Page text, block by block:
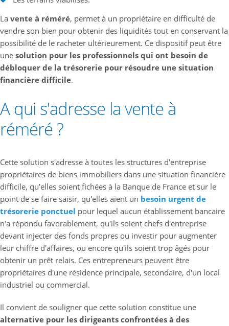
La vente à réméré, permet à un propriétaire en difficulté de
vendre son bien pour obtenir des liquidités tout en conservant la
possibilité de le racheter ultérieurement. Ce dispositif peut être
une solution pour les professionnels qui ont besoin de
débloquer de la trésorerie pour résoudre une situation
financière difficile.
A qui s'adresse la vente à
réméré ?
Cette solution s'adresse à toutes les structures d'entreprise
propriétaires de biens immobiliers dans une situation financière
difficile, qu'elles soient fichées à la Banque de France et sur le
point de se faire saisir, qu'elles aient un besoin urgent de
trésorerie ponctuel pour lequel aucun établissement bancaire
n'a répondu favorablement, qu'ils soient chefs d'entreprise
devant injecter des fonds propres ou investir pour augmenter
leur chiffre d'affaires, ou encore qu'ils soient trop âgés pour
obtenir un prêt relais. Ces entrepreneurs peuvent être
propriétaires d'une résidence principale, secondaire, d'un local
industriel ou commercial.
Il convient de souligner que cette solution constitue une
alternative pour les dirigeants confrontées à des